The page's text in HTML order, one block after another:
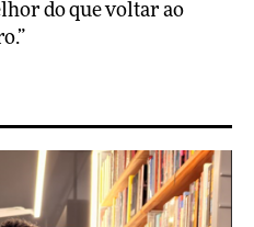
do que voltar ao